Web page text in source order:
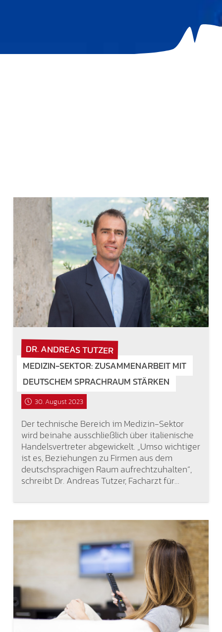
DR. ANDREAS TUTZER
MEDIZIN-SEKTOR: ZUSAMMENARBEIT MIT
DEUTSCHEM SPRACHRAUM STÄRKEN
30. August 2023
Der technische Bereich im Medizin-Sektor
wird beinahe ausschließlich über italienische
Handelsvertreter abgewickelt. „Umso wichtiger
ist es, Beziehungen zu Firmen aus dem
deutschsprachigen Raum aufrechtzuhalten“,
schreibt Dr. Andreas Tutzer, Facharzt für…